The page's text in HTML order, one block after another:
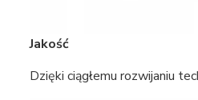
Jakość
Dzięki ciągłemu rozwijaniu